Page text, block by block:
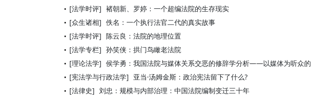
[法学时评] 褚朝新、罗婷：一个超编法院的生存现实
[众生诸相] 佚名：一个执行法官二代的真实故事
[法学时评] 陈云良：法院的地理位置
[法学专栏] 孙笑侠：拱门鸟瞰老法院
[理论法学] 侯学勇：我国法院与媒体关系交恶的修辞学分析——以媒体为听众的
[宪法学与行政法学] 亚当·汤姆金斯：政治宪法留下了什么?
[法律史] 刘忠：规模与内部治理：中国法院编制变迁三十年